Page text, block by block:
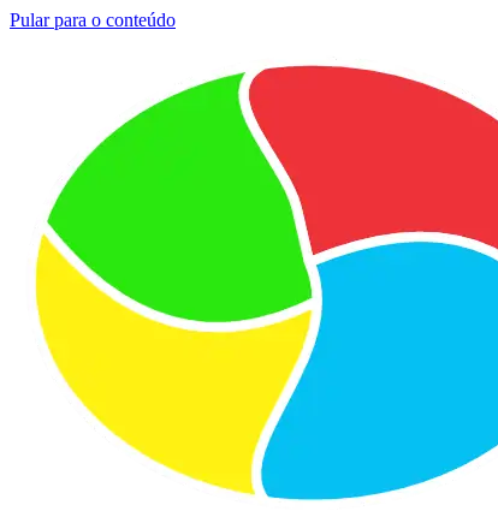
Pular para o conteúdo